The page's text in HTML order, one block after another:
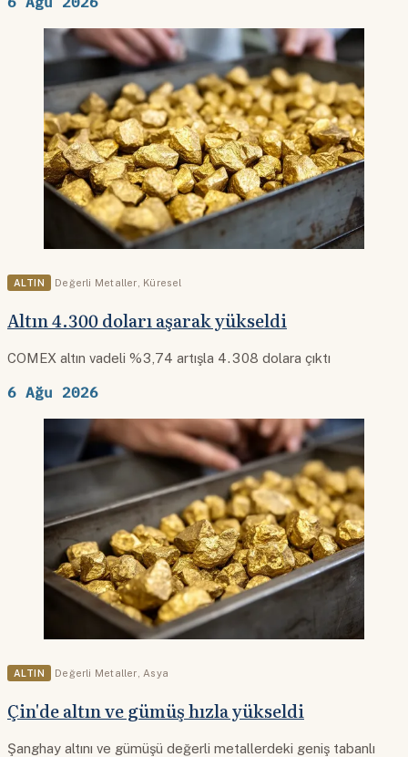
ALTIN Değerli Metaller Küresel
Altın 4.300 doları aşarak yükseldi
COMEX altın vadeli %3,74 artışla 4.308 dolara çıktı
6 Ağu 2026
ALTIN Değerli Metaller Asya
Çin'de altın ve gümüş hızla yükseldi
Şanghay altını ve gümüşü değerli metallerdeki geniş tabanlı